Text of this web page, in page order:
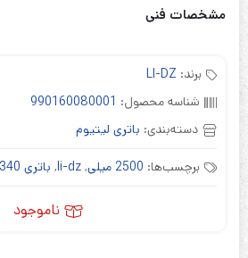
مشخصات فنی
برند: LI-DZ
شناسه محصول: 990160080001
دسته‌بندی: باتری لیتیوم
برچسب‌ها: 2500 میلی ,
li-dz
, باتری 16340
ناموجود